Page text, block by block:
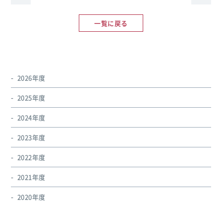
一覧に戻る
2026年度
2025年度
2024年度
2023年度
2022年度
2021年度
2020年度